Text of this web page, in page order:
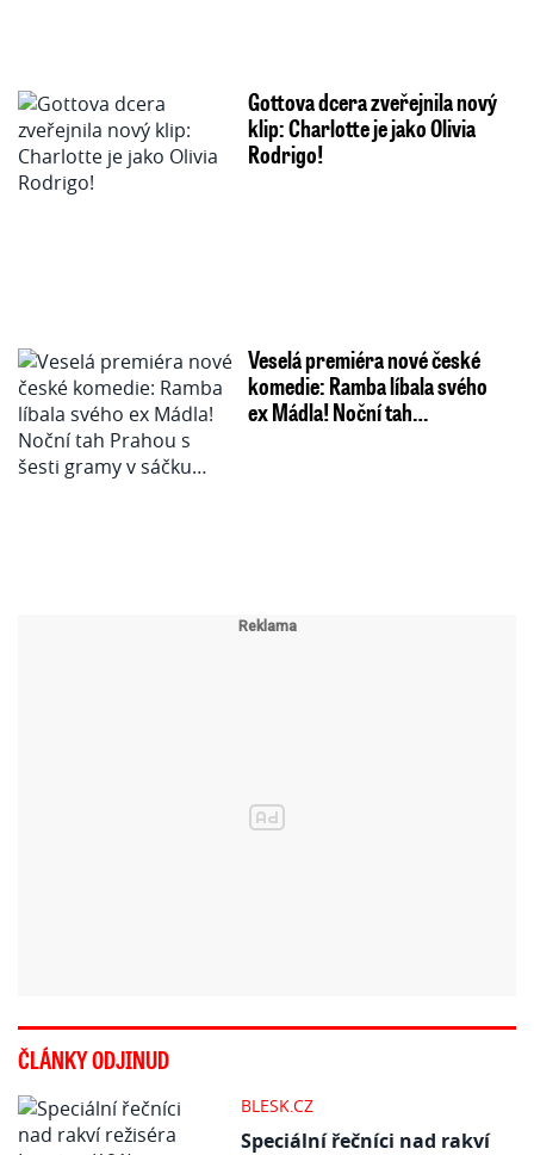
Gottova dcera zveřejnila nový
klip: Charlotte je jako Olivia
Rodrigo!
Veselá premiéra nové české
komedie: Ramba líbala svého
ex Mádla! Noční tah…
ČLÁNKY ODJINUD
BLESK.CZ
Speciální řečníci nad rakví